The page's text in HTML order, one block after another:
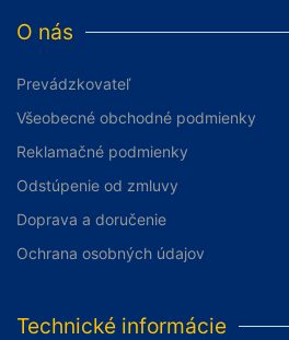
O nás
Prevádzkovateľ
Všeobecné obchodné podmienky
Reklamačné podmienky
Odstúpenie od zmluvy
Doprava a doručenie
Ochrana osobných údajov
Technické informácie